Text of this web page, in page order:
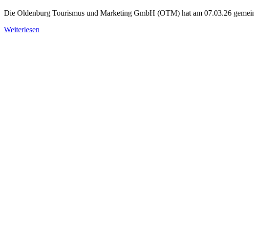
Die Oldenburg Tourismus und Marketing GmbH (OTM) hat am 07.03.26
Weiterlesen